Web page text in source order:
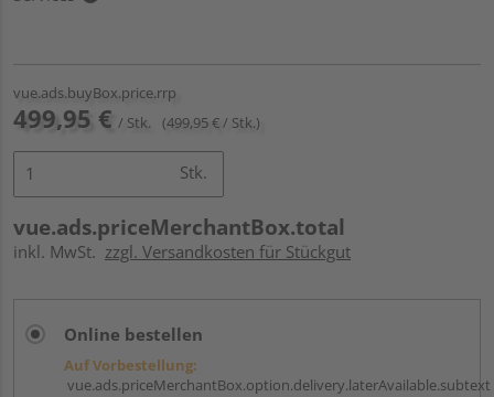
vue.ads.buyBox.price.rrp
499,95 € / Stk. (499,95 € / Stk.)
Stk.
vue.ads.priceMerchantBox.total
inkl. MwSt. zzgl. Versandkosten für Stückgut
Online bestellen
Auf Vorbestellung:
vue.ads.priceMerchantBox.option.delivery.laterAvailable.subtext